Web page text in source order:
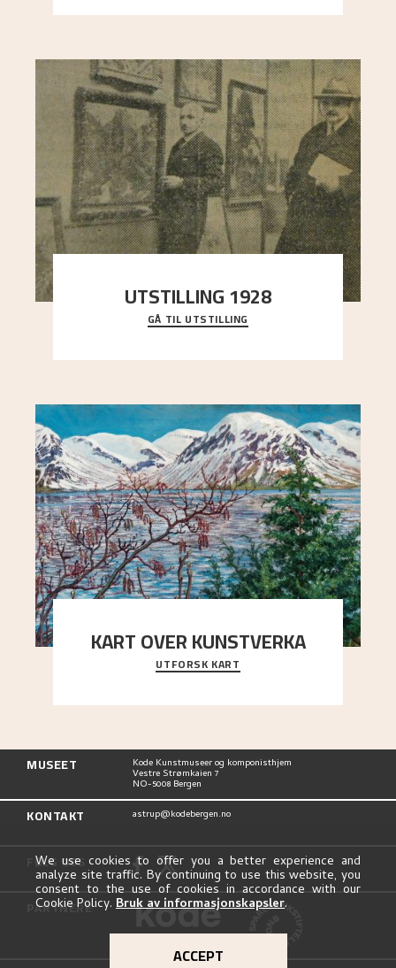
UTSTILLING 1928
Då Astrup døydde i 1928, tok vennene Moritz
Kaland og Simon Thorbjørnsen initiativ til å
GÅ TIL UTSTILLING
KART OVER KUNSTVERKA
Utforsk stedene og utsiktene i Astrups malerier
UTFORSK KART
MUSEET Kode Kunstmuseer og komponisthjem
Vestre Strømkaien 7
NO-5008 Bergen
KONTAKT astrup@kodebergen.no
FØLG OSS
PARTNERE
We use cookies to offer you a better experience and
analyze site traffic. By continuing to use this website, you
consent to the use of cookies in accordance with our
Cookie Policy. Bruk av informasjonskapsler.
ACCEPT